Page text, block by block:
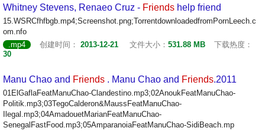
Whitney Stevens, Renaeo Cruz - Friends help friend
15.WSRCfhfbgb.mp4;Screenshot.png;TorrentdownloadedfromPornLeech.c
om.nfo
.mp4
创建时间： 2013-12-21 文件大小： 531.88 MB
下载热度：
30
Manu Chao and Friends . Manu Chao and Friends.2011
01ElGaflaFeatManuChao-Clandestino.mp3;02AnoukFeatManuChao-
Politik.mp3;03TegoCalderon&MaussFeatManuChao-
Ilegal.mp3;04AmadouetMarianFeatManuChao-
SenegalFastFood.mp3;05AmparanoiaFeatManuChao-SidiBeach.mp